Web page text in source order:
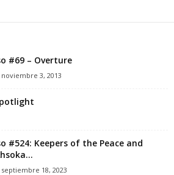
#69 – Overture
noviembre 3, 2013
#524: Keepers of the Peace and
septiembre 18, 2023